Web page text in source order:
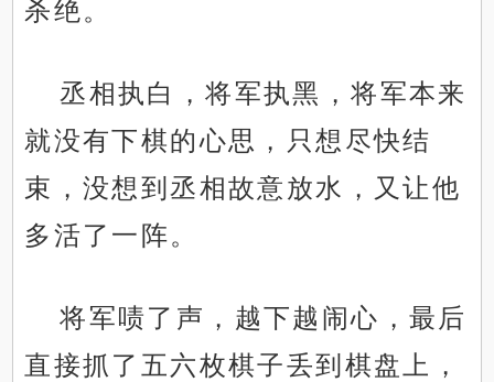
杀绝。
丞相执白，将军执黑，将军本来
就没有下棋的心思，只想尽快结
束，没想到丞相故意放水，又让他
多活了一阵。
将军啧了声，越下越闹心，最后
直接抓了五六枚棋子丢到棋盘上，